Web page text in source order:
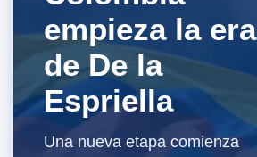
empieza la era
de De la
Espriella
Una nueva etapa comienza